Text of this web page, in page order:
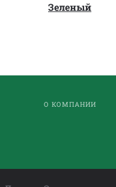
Зеленый
О КОМПАНИИ